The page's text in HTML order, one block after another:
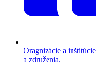
Oragnizácie a inštitúcie
a združenia.